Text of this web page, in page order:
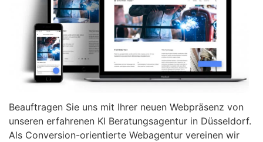
Beauftragen Sie uns mit Ihrer neuen Webpräsenz von
unseren erfahrenen KI Beratungsagentur in Düsseldorf.
Als Conversion-orientierte Webagentur vereinen wir